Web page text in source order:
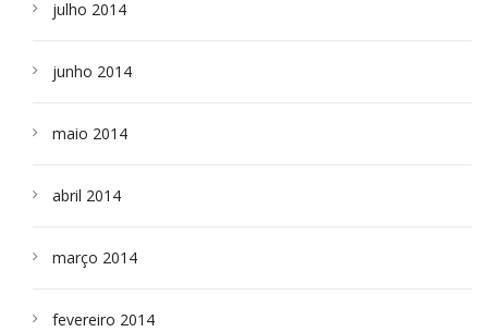
julho 2014
junho 2014
maio 2014
abril 2014
março 2014
fevereiro 2014